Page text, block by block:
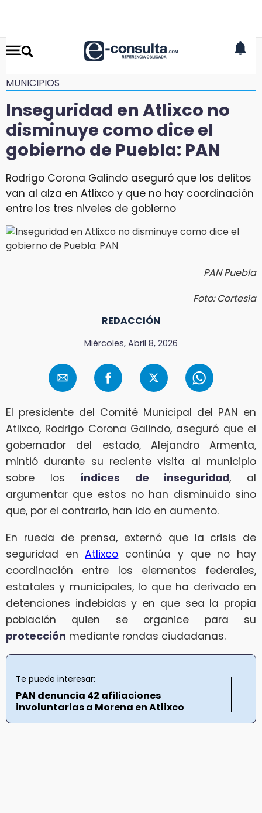
MUNICIPIOS
Inseguridad en Atlixco no
disminuye como dice el
gobierno de Puebla: PAN
Rodrigo Corona Galindo aseguró que los delitos
van al alza en Atlixco y que no hay coordinación
entre los tres niveles de gobierno
PAN Puebla
Foto: Cortesía
REDACCIÓN
Miércoles, Abril 8, 2026
El presidente del Comité Municipal del PAN en
Atlixco, Rodrigo Corona Galindo, aseguró que el
gobernador del estado, Alejandro Armenta,
mintió durante su reciente visita al municipio
sobre los índices de inseguridad, al
argumentar que estos no han disminuido sino
que, por el contrario, han ido en aumento.
En rueda de prensa, externó que la crisis de
seguridad enAtlixco continúa y que no hay
coordinación entre los elementos federales,
estatales y municipales, lo que ha derivado en
detenciones indebidas y en que sea la propia
población quien se organice para su
protección mediante rondas ciudadanas.
Te puede interesar:
PAN denuncia 42 afiliaciones
involuntarias a Morena en Atlixco